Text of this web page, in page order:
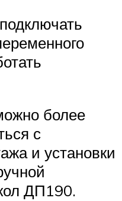
более
с
и установки
ДП190.